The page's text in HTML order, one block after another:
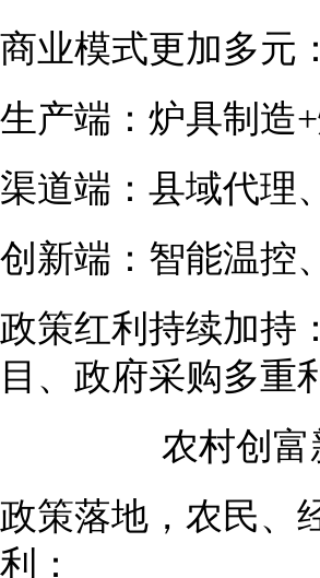
商业模式更加多元：
生产端：炉具制造
渠道端：县域代理
创新端：智能温控
政策红利持续加持
目、政府采购多重
农村创
政策落地，农民、
利：